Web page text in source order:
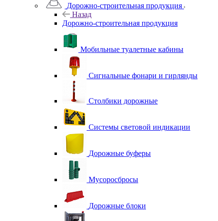
Дорожно-строительная продукция
Назад
Дорожно-строительная продукция
Мобильные туалетные кабины
Сигнальные фонари и гирлянды
Столбики дорожные
Системы световой индикации
Дорожные буферы
Мусоросбросы
Дорожные блоки